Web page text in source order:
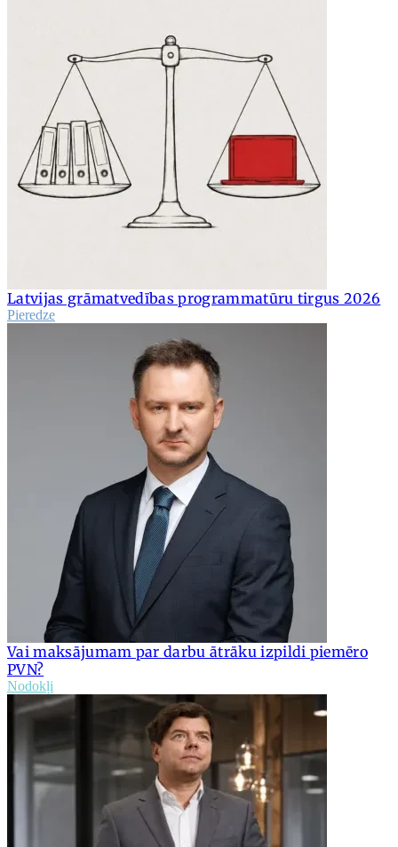
Latvijas grāmatvedības programmatūru tirgus 2026
Pieredze
Vai maksājumam par darbu ātrāku izpildi piemēro
PVN?
Nodokļi